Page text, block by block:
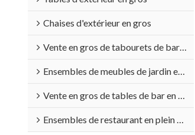
Chaises d'extérieur en gros
Vente en gros de tabourets de bar d'extérieur
Ensembles de meubles de jardin en gros
Vente en gros de tables de bar en plein air
Ensembles de restaurant en plein air en gros